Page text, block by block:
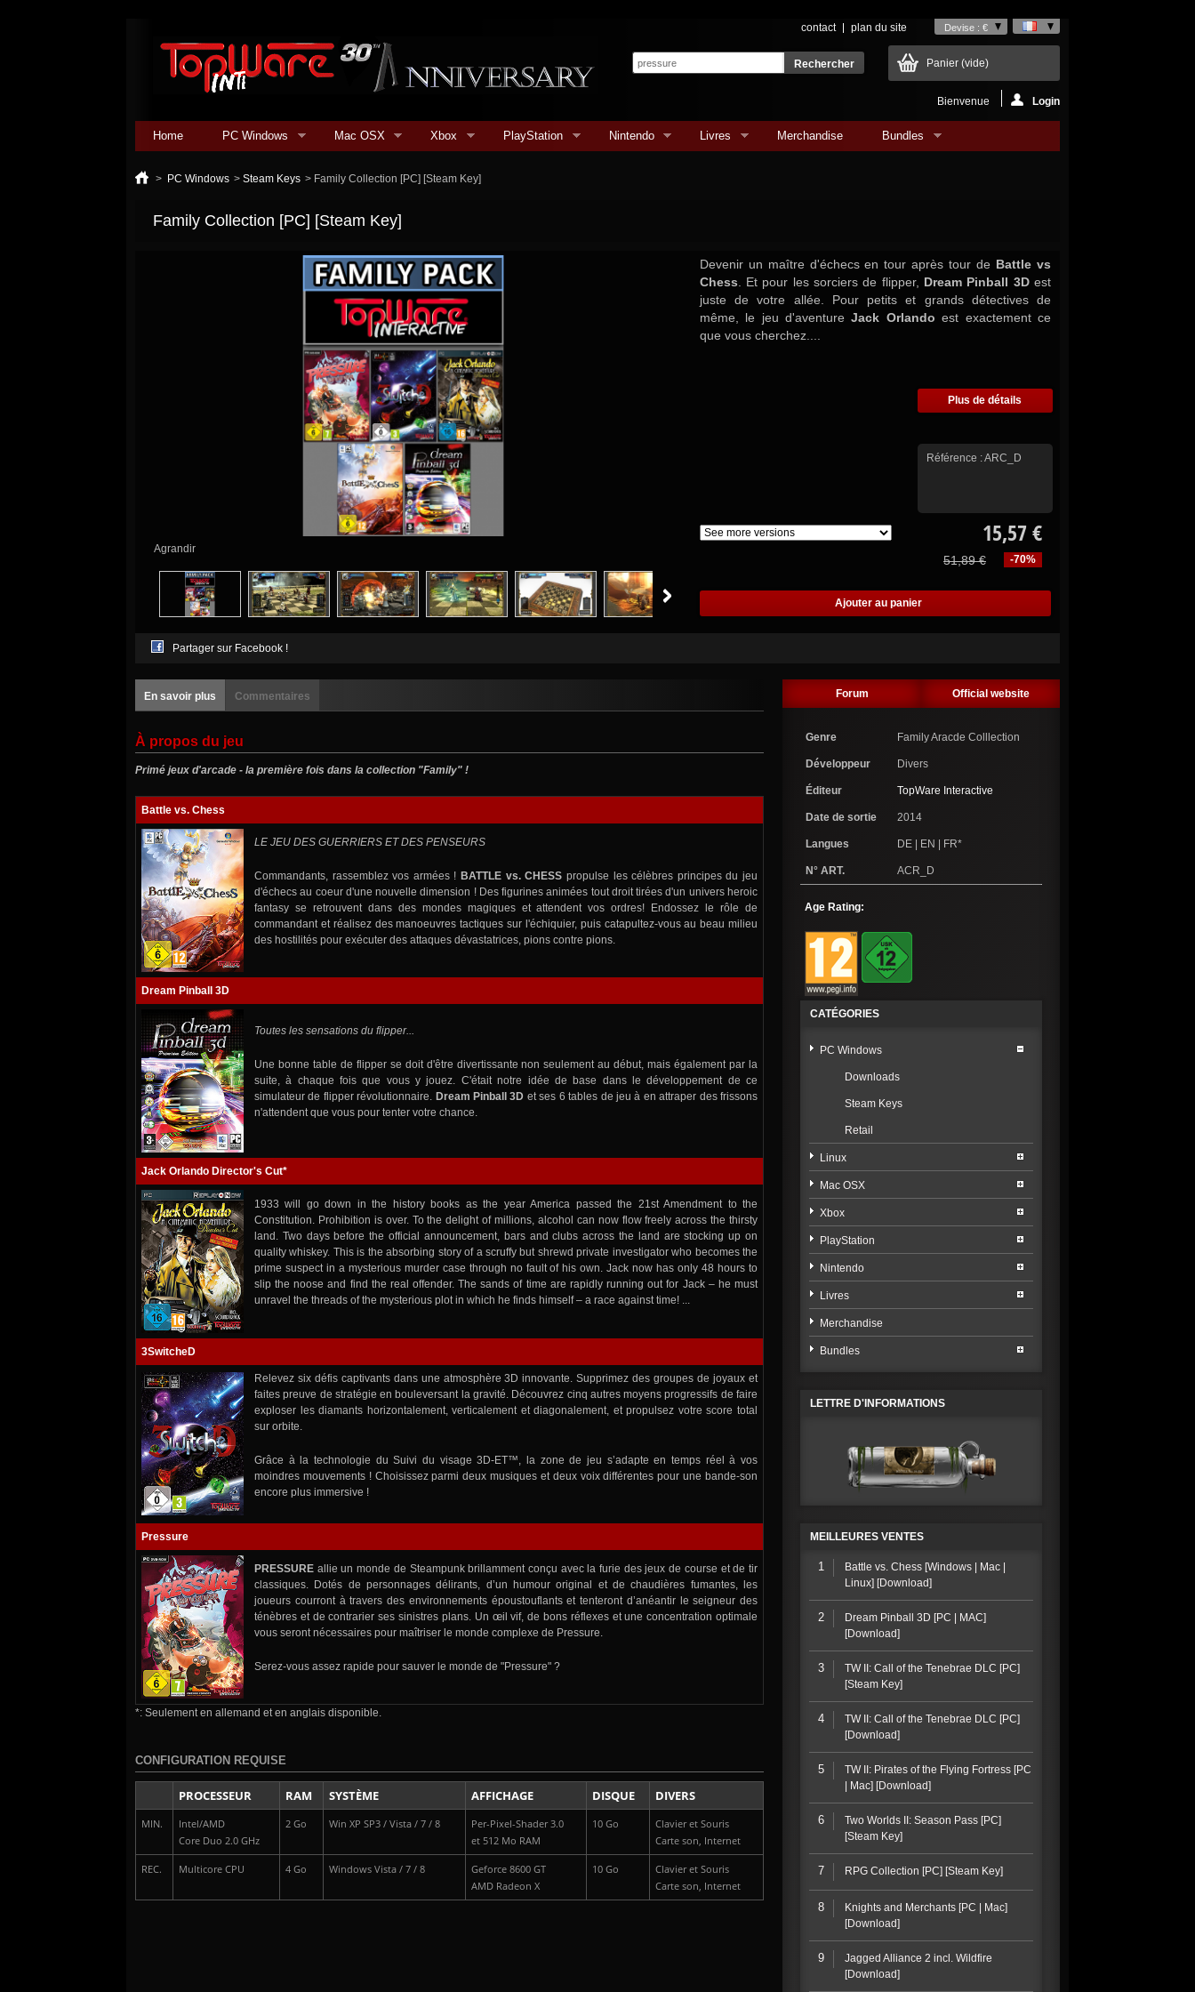
Devise : €
contact plan du site
Panier (vide)
Bienvenue Login
Home PC Windows Mac OSX Xbox PlayStation Nintendo Livres Merchandise Bundles
> PC Windows > Steam Keys > Family Collection [PC] [Steam Key]
Family Collection [PC] [Steam Key]
Agrandir
Devenir un maître d'échecs en tour après tour de Battle vs
Chess . Et pour les sorciers de flipper, Dream Pinball 3Dest
juste de votre allée. Pour petits et grands détectives de
même, le jeu d'aventureJack Orlando est exactement ce
que vous cherchez....
Plus de détails
Référence :ARC_D
15,57 €
-70%
51,89 €
Partager sur Facebook !
En savoir plus Commentaires
À propos du jeu
Primé jeux d'arcade - la première fois dans la collection "Family" !
Battle vs. Chess
LE JEU DES GUERRIERS ET DES PENSEURS
Commandants, rassemblez vos armées ! BATTLE vs. CHESS propulse les célèbres principes du jeu
d'échecs au coeur d'une nouvelle dimension ! Des figurines animées tout droit tirées d'un univers heroic
fantasy se retrouvent dans des mondes magiques et attendent vos ordres! Endossez le rôle de
commandant et réalisez des manoeuvres tactiques sur l'échiquier, puis catapultez-vous au beau milieu
des hostilités pour exécuter des attaques dévastatrices, pions contre pions.
Dream Pinball 3D
Toutes les sensations du flipper...
Une bonne table de flipper se doit d'être divertissante non seulement au début, mais également par la
suite, à chaque fois que vous y jouez. C'était notre idée de base dans le développement de ce
simulateur de flipper révolutionnaire. Dream Pinball 3D et ses 6 tables de jeu à en attraper des frissons
n'attendent que vous pour tenter votre chance.
Jack Orlando Director's Cut*
1933 will go down in the history books as the year America passed the 21st Amendment to the
Constitution. Prohibition is over. To the delight of millions, alcohol can now flow freely across the thirsty
land. Two days before the official announcement, bars and clubs across the land are stocking up on
quality whiskey. This is the absorbing story of a scruffy but shrewd private investigator who becomes the
prime suspect in a mysterious murder case through no fault of his own. Jack now has only 48 hours to
slip the noose and find the real offender. The sands of time are rapidly running out for Jack – he must
unravel the threads of the mysterious plot in which he finds himself – a race against time! ...
3SwitcheD
Relevez six défis captivants dans une atmosphère 3D innovante. Supprimez des groupes de joyaux et
faites preuve de stratégie en bouleversant la gravité. Découvrez cinq autres moyens progressifs de faire
exploser les diamants horizontalement, verticalement et diagonalement, et propulsez votre score total
sur orbite.
Grâce à la technologie du Suivi du visage 3D-ET™, la zone de jeu s’adapte en temps réel à vos
moindres mouvements ! Choisissez parmi deux musiques et deux voix différentes pour une bande-son
encore plus immersive !
Pressure
PRESSURE allie un monde de Steampunk brillamment conçu avec la furie des jeux de course et de tir
classiques. Dotés de personnages délirants, d’un humour original et de chaudières fumantes, les
joueurs courront à travers des environnements époustouflants et tenteront d’anéantir le seigneur des
ténèbres et de contrarier ses sinistres plans. Un œil vif, de bons réflexes et une concentration optimale
vous seront nécessaires pour maîtriser le monde complexe de Pressure.
Serez-vous assez rapide pour sauver le monde de "Pressure" ?
*: Seulement en allemand et en anglais disponible.
CONFIGURATION REQUISE
PROCESSEUR RAM SYSTÈME AFFICHAGE DISQUE DIVERS
MIN.
Intel/AMD
Core Duo 2.0 GHz
2 Go Win XP SP3 / Vista / 7 / 8
Per-Pixel-Shader 3.0
et 512 Mo RAM
10 Go
Clavier et Souris
Carte son, Internet
REC. Multicore CPU 4 Go Windows Vista / 7 / 8
Geforce 8600 GT
AMD Radeon X
10 Go
Clavier et Souris
Carte son, Internet
Forum Official website
Genre Family Aracde Colllection
Développeur Divers
Éditeur TopWare Interactive
Date de sortie 2014
Langues DE | EN | FR*
N° ART. ACR_D
Age Rating:
CATÉGORIES
PC Windows
Downloads
Steam Keys
Retail
Linux
Mac OSX
Xbox
PlayStation
Nintendo
Livres
Merchandise
Bundles
LETTRE D'INFORMATIONS
MEILLEURES VENTES
1
Battle vs. Chess [Windows | Mac |
Linux] [Download]
2
Dream Pinball 3D [PC | MAC]
[Download]
3
TW II: Call of the Tenebrae DLC [PC]
[Steam Key]
4
TW II: Call of the Tenebrae DLC [PC]
[Download]
5
TW II: Pirates of the Flying Fortress [PC
| Mac] [Download]
6
Two Worlds II: Season Pass [PC]
[Steam Key]
7 RPG Collection [PC] [Steam Key]
8
Knights and Merchants [PC | Mac]
[Download]
9
Jagged Alliance 2 incl. Wildfire
[Download]